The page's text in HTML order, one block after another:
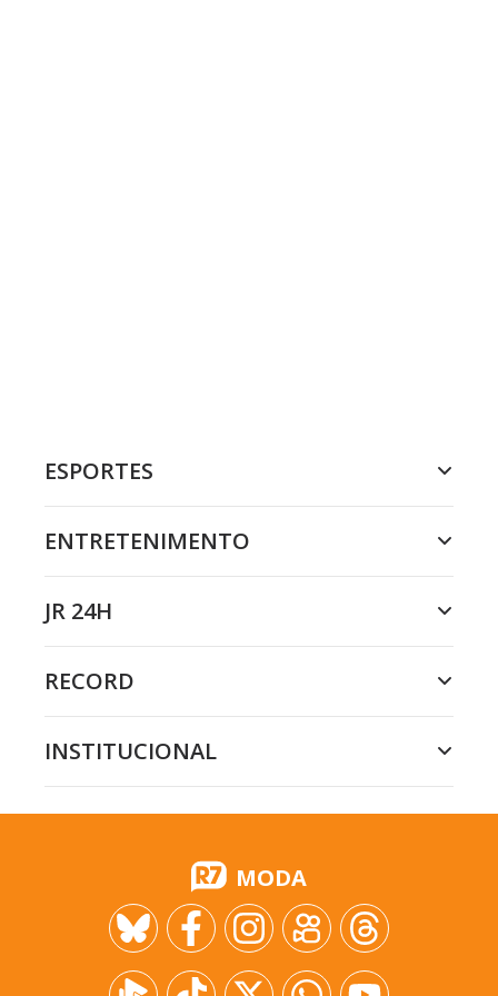
ESPORTES
ENTRETENIMENTO
JR 24H
RECORD
INSTITUCIONAL
MODA